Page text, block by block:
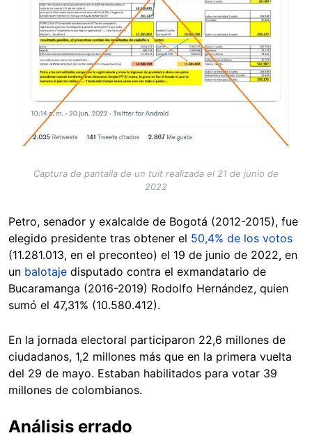
Captura de pantalla de un tuit realizada el 21 de junio de
2022
Petro, senador y exalcalde de Bogotá (2012-2015), fue
elegido presidente tras obtener el 50,4% de los votos
(11.281.013, en el preconteo) el 19 de junio de 2022, en
un balotaje disputado contra el exmandatario de
Bucaramanga (2016-2019) Rodolfo Hernández, quien
sumó el 47,31% (10.580.412).
En la jornada electoral participaron 22,6 millones de
ciudadanos, 1,2 millones más que en la primera vuelta
del 29 de mayo. Estaban habilitados para votar 39
millones de colombianos.
Análisis errado